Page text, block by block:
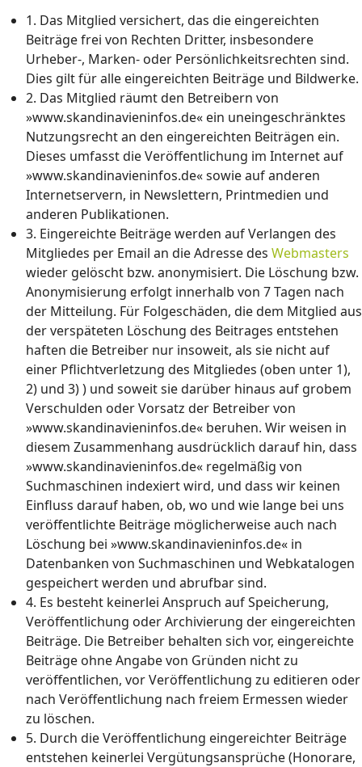
1. Das Mitglied versichert, das die eingereichten
Beiträge frei von Rechten Dritter, insbesondere
Urheber-, Marken- oder Persönlichkeitsrechten sind.
Dies gilt für alle eingereichten Beiträge und Bildwerke.
2. Das Mitglied räumt den Betreibern von
»www.skandinavieninfos.de« ein uneingeschränktes
Nutzungsrecht an den eingereichten Beiträgen ein.
Dieses umfasst die Veröffentlichung im Internet auf
»www.skandinavieninfos.de« sowie auf anderen
Internetservern, in Newslettern, Printmedien und
anderen Publikationen.
3. Eingereichte Beiträge werden auf Verlangen des
Mitgliedes per Email an die Adresse des Webmasters
wieder gelöscht bzw. anonymisiert. Die Löschung bzw.
Anonymisierung erfolgt innerhalb von 7 Tagen nach
der Mitteilung. Für Folgeschäden, die dem Mitglied aus
der verspäteten Löschung des Beitrages entstehen
haften die Betreiber nur insoweit, als sie nicht auf
einer Pflichtverletzung des Mitgliedes (oben unter 1),
2) und 3) ) und soweit sie darüber hinaus auf grobem
Verschulden oder Vorsatz der Betreiber von
»www.skandinavieninfos.de« beruhen. Wir weisen in
diesem Zusammenhang ausdrücklich darauf hin, dass
»www.skandinavieninfos.de« regelmäßig von
Suchmaschinen indexiert wird, und dass wir keinen
Einfluss darauf haben, ob, wo und wie lange bei uns
veröffentlichte Beiträge möglicherweise auch nach
Löschung bei »www.skandinavieninfos.de« in
Datenbanken von Suchmaschinen und Webkatalogen
gespeichert werden und abrufbar sind.
4. Es besteht keinerlei Anspruch auf Speicherung,
Veröffentlichung oder Archivierung der eingereichten
Beiträge. Die Betreiber behalten sich vor, eingereichte
Beiträge ohne Angabe von Gründen nicht zu
veröffentlichen, vor Veröffentlichung zu editieren oder
nach Veröffentlichung nach freiem Ermessen wieder
zu löschen.
5. Durch die Veröffentlichung eingereichter Beiträge
entstehen keinerlei Vergütungsansprüche (Honorare,